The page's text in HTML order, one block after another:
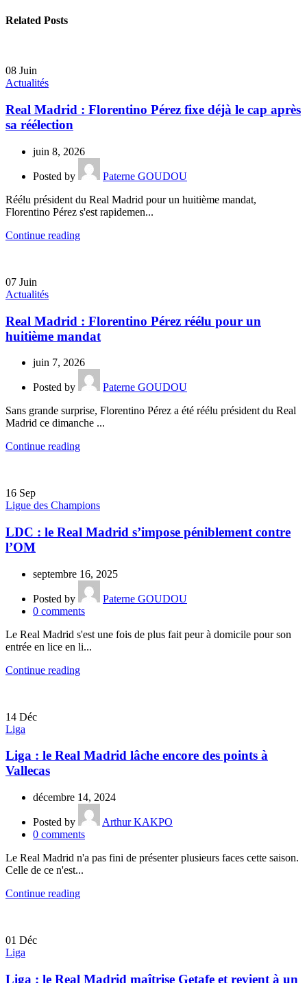
Related Posts
08 Juin
Actualités
Real Madrid : Florentino Pérez fixe déjà le cap après
sa réélection
juin 8, 2026
Posted by
Paterne GOUDOU
Réélu président du Real Madrid pour un huitième mandat,
Florentino Pérez s'est rapidemen...
Continue reading
07 Juin
Actualités
Real Madrid : Florentino Pérez réélu pour un
huitième mandat
juin 7, 2026
Posted by
Paterne GOUDOU
Sans grande surprise, Florentino Pérez a été réélu président du Real
Madrid ce dimanche ...
Continue reading
16 Sep
Ligue des Champions
LDC : le Real Madrid s’impose péniblement contre
l’OM
septembre 16, 2025
Posted by
Paterne GOUDOU
0 comments
Le Real Madrid s'est une fois de plus fait peur à domicile pour son
entrée en lice en li...
Continue reading
14 Déc
Liga
Liga : le Real Madrid lâche encore des points à
Vallecas
décembre 14, 2024
Posted by
Arthur KAKPO
0 comments
Le Real Madrid n'a pas fini de présenter plusieurs faces cette saison.
Celle de ce n'est...
Continue reading
01 Déc
Liga
Liga : le Real Madrid maîtrise Getafe et revient à un